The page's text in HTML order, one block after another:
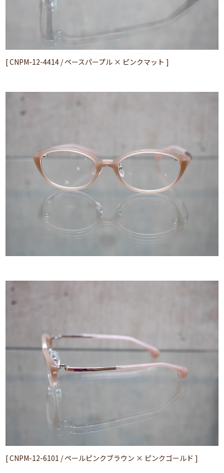
[ CNPM-12-4414 / ペースパープル × ピンクマット ]
[ CNPM-12-6101 / ペールピンクブラウン × ピンクゴールド ]